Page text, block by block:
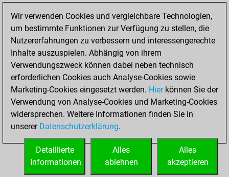
Sonntag, April 5,
2026
You totalled 58
tactics positions
Tactics
You
solved 48 tactics
positions
You achieved
tactics positions
Wir verwenden Cookies und vergleichbare Technologien,
um bestimmte Funktionen zur Verfügung zu stellen, die
Nutzererfahrungen zu verbessern und interessengerechte
Inhalte auszuspielen. Abhängig von ihrem
Verwendungszweck können dabei neben technisch
erforderlichen Cookies auch Analyse-Cookies sowie
Marketing-Cookies eingesetzt werden. Hierkönnen Sie der
Verwendung von Analyse-Cookies und Marketing-Cookies
widersprechen. Weitere Informationen finden Sie in
unserer Datenschutzerklärung.
Alles
akzeptieren
Alles
ablehnen
Detaillierte
Informationen